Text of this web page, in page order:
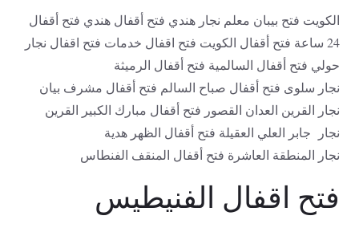
الكويت فتح بيبان معلم نجار هندي فتح أقفال هندي فتح أقفال
24 ساعة فتح أقفال الكويت فتح اقفال خدمات فتح اقفال نجار
حولي فتح أقفال السالمية فتح أقفال الرميثة
نجار سلوى فتح أقفال صباح السالم فتح أقفال مشرف بيان
نجار القرين العدان القصور فتح أقفال مبارك الكبير القرين
نجار جابر العلي العقيلة فتح أقفال الظهر هدية
نجار المنطقة العاشرة فتح أقفال المنقف الفنطاس
فتح اقفال الفنيطيس